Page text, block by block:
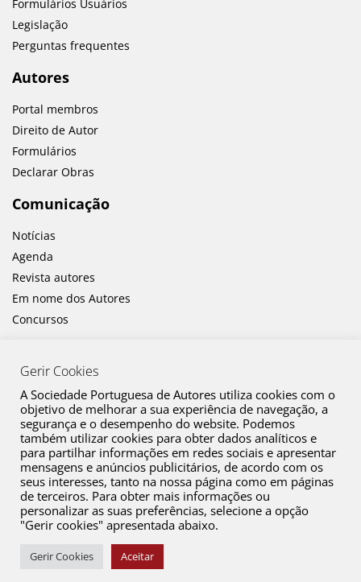
Formulários Usuários
Legislação
Perguntas frequentes
Autores
Portal membros
Direito de Autor
Formulários
Declarar Obras
Comunicação
Notícias
Agenda
Revista autores
Em nome dos Autores
Concursos
Canal de Denúncia
Plano de Prevenção de Riscos de Corrupção e Infrações Conexas
Política de Privacidade
Política de Cookies
Copyright © 2026 SPA. Todos os direitos reservados
Gerir Cookies
A Sociedade Portuguesa de Autores utiliza cookies com o
objetivo de melhorar a sua experiência de navegação, a
segurança e o desempenho do website. Podemos
também utilizar cookies para obter dados analíticos e
para partilhar informações em redes sociais e apresentar
mensagens e anúncios publicitários, de acordo com os
seus interesses, tanto na nossa página como em páginas
de terceiros. Para obter mais informações ou
personalizar as suas preferências, selecione a opção
"Gerir cookies" apresentada abaixo.
Gerir Cookies Aceitar